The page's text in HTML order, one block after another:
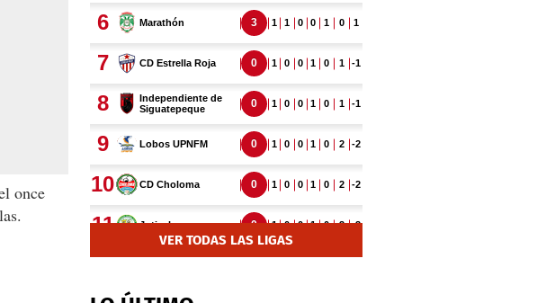
once
VER TODAS LAS LIGAS